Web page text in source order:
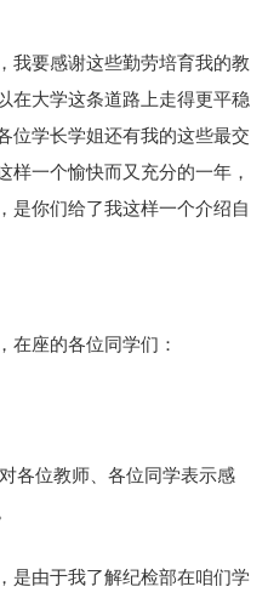
我要感谢这些勤劳培育我的教
在大学这条道路上走得更平稳
位学长学姐还有我的这些最交
样一个愉快而又充分的一年，
是你们给了我这样一个介绍自
在座的各位同学们：
各位教师、各位同学表示感
是由于我了解纪检部在咱们学